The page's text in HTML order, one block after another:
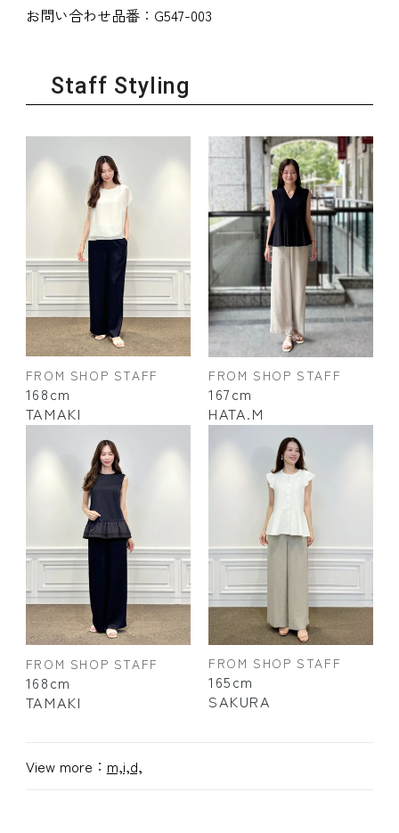
お問い合わせ品番： G547-003
Staff Styling
FROM SHOP STAFF
168cm
TAMAKI
FROM SHOP STAFF
167cm
HATA.M
FROM SHOP STAFF
168cm
TAMAKI
FROM SHOP STAFF
165cm
SAKURA
View more： m,i,d,